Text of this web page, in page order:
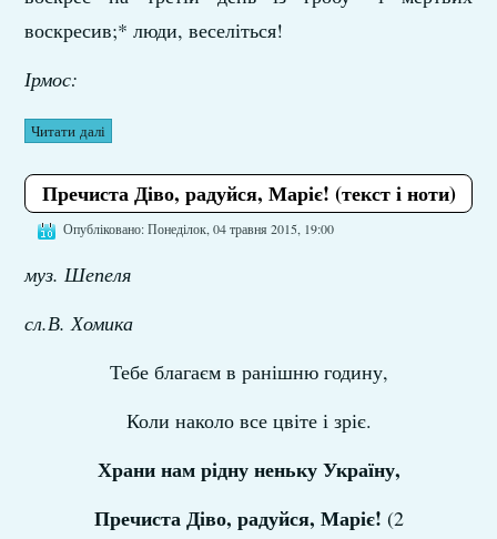
воскресив;* люди, веселіться!
Ірмос:
Читати далі
Пречиста Діво, радуйся, Маріє! (текст і ноти)
Опубліковано: Понеділок, 04 травня 2015, 19:00
муз. Шепеля
сл.В. Хомика
Тебе благаєм в ранішню годину,
Коли наколо все цвіте і зріє.
Храни нам рідну неньку Україну,
Пречиста Діво, радуйся, Маріє! (2